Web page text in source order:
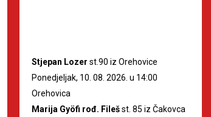
Stjepan Lozer st.90 iz Orehovice
Ponedjeljak, 10. 08. 2026. u 14:00
Orehovica
Marija Gyöfi rođ. Filešst. 85 iz Čakovca